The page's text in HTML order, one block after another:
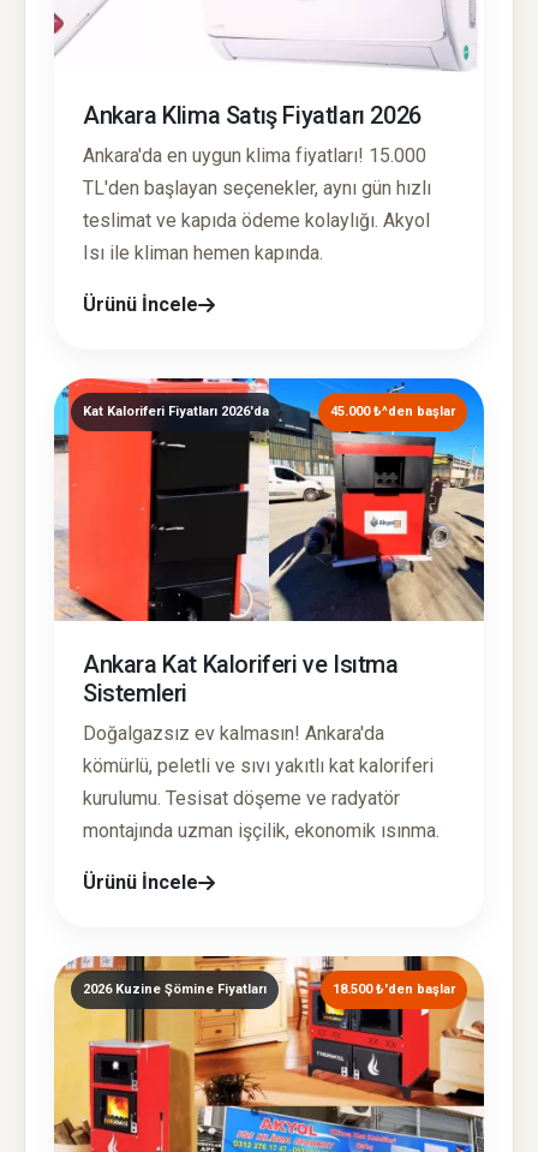
Ankara Klima Satış Fiyatları 2026
Ankara'da en uygun klima fiyatları! 15.000
TL'den başlayan seçenekler, aynı gün hızlı
teslimat ve kapıda ödeme kolaylığı. Akyol
Isı ile kliman hemen kapında.
Ürünü İncele
Kat Kaloriferi Fiyatları 2026'da 45.000 ₺^den başlar
Ankara Kat Kaloriferi ve Isıtma
Sistemleri
Doğalgazsız ev kalmasın! Ankara'da
kömürlü, peletli ve sıvı yakıtlı kat kaloriferi
kurulumu. Tesisat döşeme ve radyatör
montajında uzman işçilik, ekonomik ısınma.
Ürünü İncele
2026 Kuzine Şömine Fiyatları 18.500 ₺'den başlar